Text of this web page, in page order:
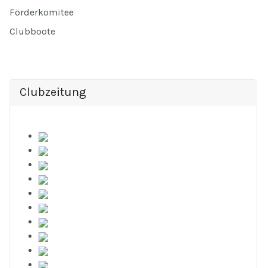
Förderkomitee
Clubboote
Clubzeitung